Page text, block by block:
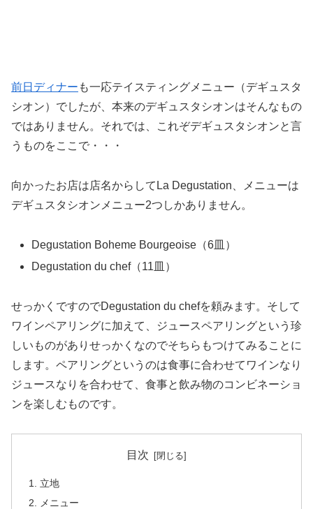
前日ディナー も一応テイスティングメニュー（デギュスタ
シオン）でしたが、本来のデギュスタシオンはそんなもの
ではありません。それでは、これぞデギュスタシオンと言
うものをここで・・・
向かったお店は店名からしてLa Degustation、メニューは
デギュスタシオンメニュー2つしかありません。
Degustation Boheme Bourgeoise（6皿）
Degustation du chef（11皿）
せっかくですのでDegustation du chefを頼みます。そして
ワインペアリングに加えて、ジュースペアリングという珍
しいものがありせっかくなのでそちらもつけてみることに
します。ペアリングというのは食事に合わせてワインなり
ジュースなりを合わせて、食事と飲み物のコンビネーショ
ンを楽しむものです。
目次
立地
メニュー